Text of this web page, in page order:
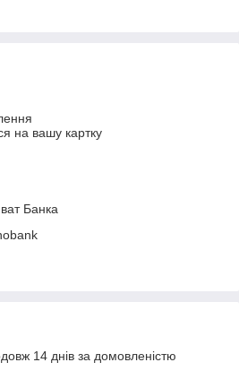
на вашу картку
Банка
14 днів за домовленістю